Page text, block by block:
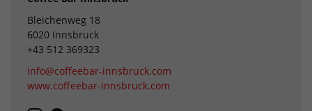
Bleichenweg 18
6020 Innsbruck
+43 512 369323
info@coffeebar-innsbruck.com
www.coffeebar-innsbruck.com